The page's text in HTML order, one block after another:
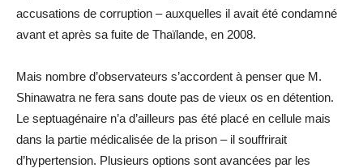
accusations de corruption – auxquelles il avait été condamné
avant et après sa fuite de Thaïlande, en 2008.
Mais nombre d’observateurs s’accordent à penser que M.
Shinawatra ne fera sans doute pas de vieux os en détention.
Le septuagénaire n’a d’ailleurs pas été placé en cellule mais
dans la partie médicalisée de la prison – il souffrirait
d’hypertension. Plusieurs options sont avancées par les